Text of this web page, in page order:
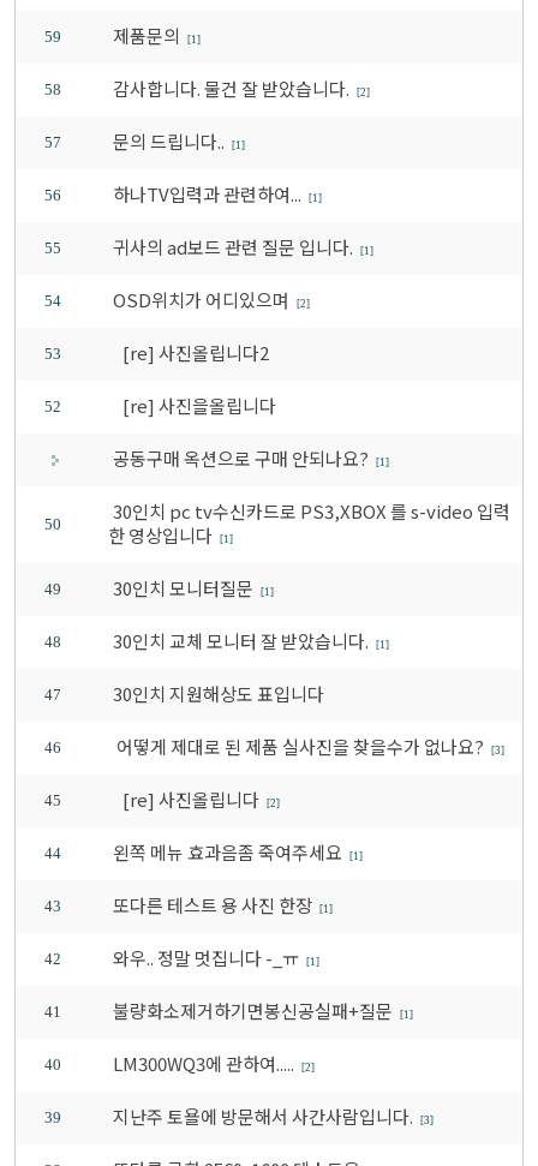
59 제품문의 [1]
58 감사합니다. 물건 잘 받았습니다. [2]
57 문의 드립니다.. [1]
56 하나TV입력과 관련하여... [1]
55 귀사의 ad보드 관련 질문 입니다. [1]
54 OSD위치가 어디있으며 [2]
53 [re] 사진올립니다2
52 [re] 사진을올립니다
공동구매 옥션으로 구매 안되나요? [1]
50
30인치 pc tv수신카드로 PS3,XBOX 를 s-video 입력
한 영상입니다
[1]
49 30인치 모니터질문 [1]
48 30인치 교체 모니터 잘 받았습니다. [1]
47 30인치 지원해상도 표입니다
46 어떻게 제대로 된 제품 실사진을 찾을수가 없나요? [3]
45 [re] 사진올립니다 [2]
44 왼쪽 메뉴 효과음좀 죽여주세요 [1]
43 또다른 테스트 용 사진 한장 [1]
42 와우.. 정말 멋집니다 -_ㅠ [1]
41 불량화소제거하기면봉신공실패+질문 [1]
40 LM300WQ3에 관하여..... [2]
39 지난주 토욜에 방문해서 사간사람입니다. [3]